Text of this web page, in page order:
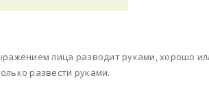
лица разводит руками, хорошо
развести руками.